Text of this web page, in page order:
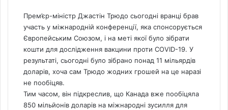
Прем’єр-міністр Джастін Трюдо сьогодні вранці брав
участь у міжнародній конференції, яка спонсорується
Європейським Союзом, і на меті якої було зібрати
кошти для дослідження вакцини проти COVID-19. У
результаті, сьогодні було зібрано понад 11 мільярдів
доларів, хоча сам Трюдо жодних грошей на це наразі
не пообіцяв.
Тим часом, він підкреслив, що Канада вже пообіцяла
850 мільйонів доларів на міжнародні зусилля для